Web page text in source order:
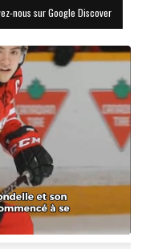
nous sur Google Discover